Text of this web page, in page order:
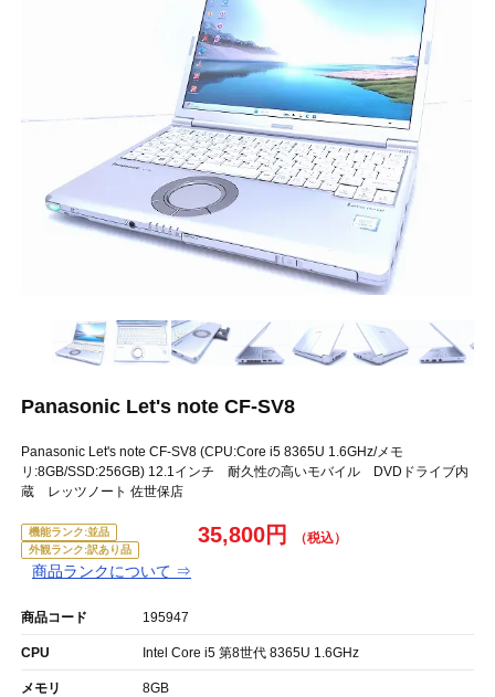
Panasonic Let's note CF-SV8
Panasonic Let's note CF-SV8 (CPU:Core i5 8365U 1.6GHz/メモ
リ:8GB/SSD:256GB) 12.1インチ 耐久性の高いモバイル DVDドライブ内
蔵 レッツノート 佐世保店
機能ランク:並品
外観ランク:訳あり品
商品ランクについて ⇒
35,800円
商品コード 195947
CPU Intel Core i5 第8世代 8365U 1.6GHz
メモリ 8GB